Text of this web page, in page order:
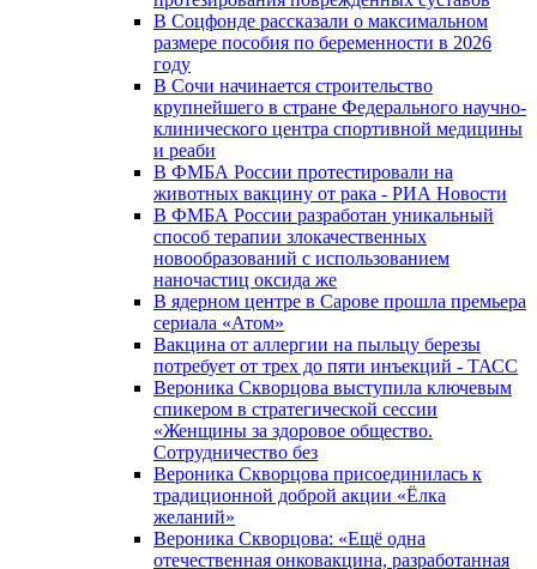
В Соцфонде рассказали о максимальном
размере пособия по беременности в 2026
году
В Сочи начинается строительство
крупнейшего в стране Федерального научно-
клинического центра спортивной медицины
и реаби
В ФМБА России протестировали на
животных вакцину от рака - РИА Новости
В ФМБА России разработан уникальный
способ терапии злокачественных
новообразований с использованием
наночастиц оксида же
В ядерном центре в Сарове прошла премьера
сериала «Атом»
Вакцина от аллергии на пыльцу березы
потребует от трех до пяти инъекций - ТАСС
Вероника Скворцова выступила ключевым
спикером в стратегической сессии
«Женщины за здоровое общество.
Сотрудничество без
Вероника Скворцова присоединилась к
традиционной доброй акции «Ёлка
желаний»
Вероника Скворцова: «Ещё одна
отечественная онковакцина, разработанная